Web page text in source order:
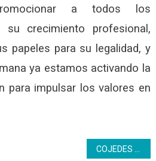
a todos los
su crecimiento profesional,
papeles para su legalidad, y
ya estamos activando la
para impulsar los valores en